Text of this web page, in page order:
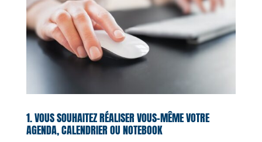
1. VOUS SOUHAITEZ RÉALISER VOUS-MÊME VOTRE
AGENDA, CALENDRIER OU NOTEBOOK